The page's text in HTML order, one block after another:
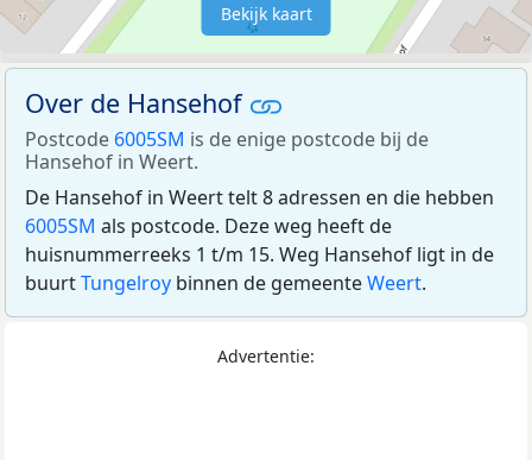
Bekijk kaart
Over de Hansehof
Postcode 6005SM is de enige postcode bij de
Hansehof in Weert.
De Hansehof in Weert telt 8 adressen en die hebben
6005SM als postcode. Deze weg heeft de
huisnummerreeks 1 t/m 15. Weg Hansehof ligt in de
buurtTungelroy binnen de gemeenteWeert.
Advertentie: